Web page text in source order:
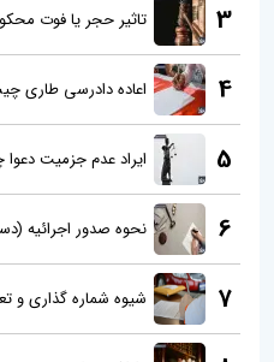
3 تاثیر حجر یا فوت
4 اعاده دادرسی طاری
5 ایراد عدم جزمیت
6 نحوه صدور اجرائیه
7 شیوه شماره گذاری و